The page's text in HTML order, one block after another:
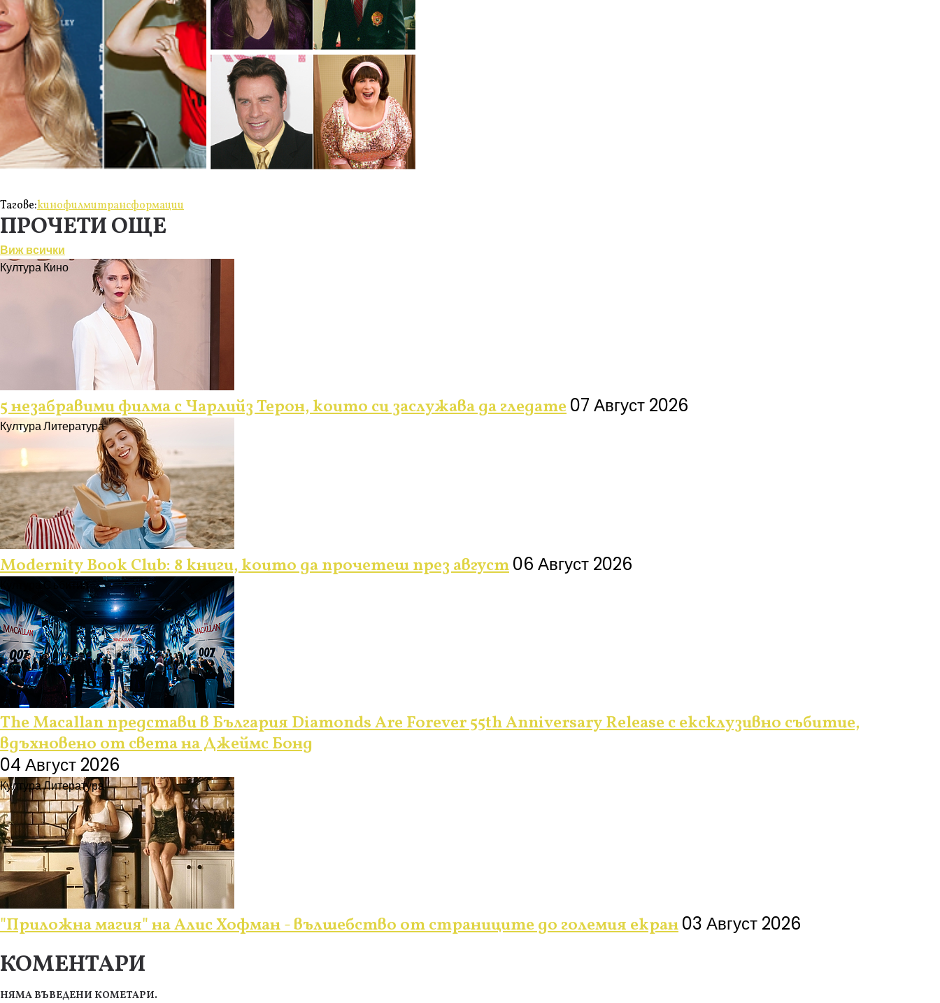
Тагове:кинофилмитрансформации
ПРОЧЕТИ ОЩЕ
Виж всички
КултураКино
5 незабравими филма с Чарлийз Терон, които си заслужава да гледате07 Август 2026
КултураЛитература
Modernity Book Club: 8 книги, които да прочетеш през август06 Август 2026
Култура Събития
The Macallan представи в България Diamonds Are Forever 55th Anniversary Release с ексклузивно събитие,
вдъхновено от света на Джеймс Бонд
04 Август 2026
КултураЛитература
"Приложна магия" на Алис Хофман - вълшебство от страниците до големия екран03 Август 2026
КОМЕНТАРИ
НЯМА ВЪВЕДЕНИ КОМЕТАРИ.